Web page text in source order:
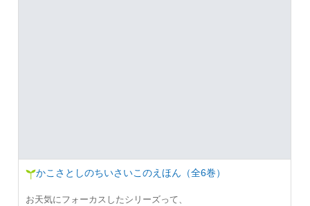
かこさとしのちいさいこのえほん（全6巻）
お天気にフォーカスしたシリーズって、